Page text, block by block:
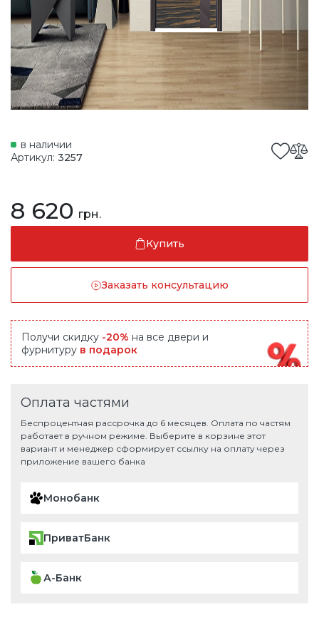
в наличии
Артикул: 3257
8 620 грн.
Купить
Заказать консультацию
Получи скидку -20% на все двери и
фурнитуру в подарок
Оплата частями
Беспроцентная рассрочка до 6 месяцев. Оплата по частям
работает в ручном режиме. Выберите в корзине этот
вариант и менеджер сформирует ссылку на оплату через
приложение вашего банка
Монобанк
ПриватБанк
А-Банк